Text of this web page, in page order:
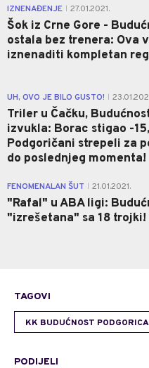
IZNENAĐENJE 27.01.2021.
Šok iz Crne Gore -
ostala bez trenera: Ova
iznenaditi kompletan
UH, OVO JE BILO GUSTO!
Triler u Čačku,
izvukla: Borac stigao -15,
Podgoričani strepeli za
do poslednjeg momenta!
FENOMENALAN ŠUT 21.01.2021.
"Rafal" u ABA ligi:
"izrešetana" sa 18 trojki!
TAGOVI
KK BUDUĆNOST PODGORICA
PODIJELI